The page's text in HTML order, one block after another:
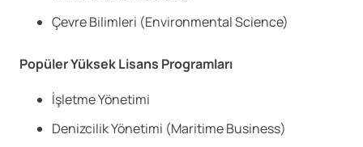
Çevre Bilimleri (Environmental Science)
Popüler Yüksek Lisans Programları
İşletme Yönetimi
Denizcilik Yönetimi (Maritime Business)